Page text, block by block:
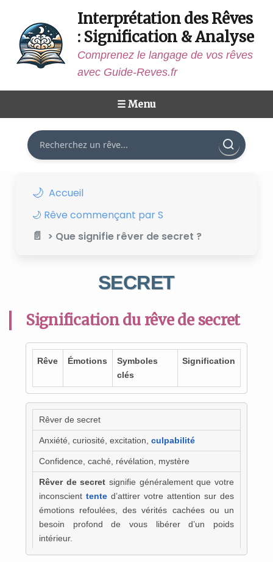
Interprétation des Rêves
: Signification & Analyse
Comprenez le langage de vos rêves
avec Guide-Reves.fr
☰ Menu
Rechercher
Accueil
🌙 Rêve commençant par S
> Que signifie rêver de secret ?
SECRET
Signification du rêve de secret
Rêve Émotions
Symboles
clés
Signification
Rêver de secret
Anxiété, curiosité, excitation, culpabilité
Confidence, caché, révélation, mystère
Rêver de secret signifie généralement que votre
inconscient tented’attirer votre attention sur des
émotions refoulées, des vérités cachées ou un
besoin profond de vous libérer d’un poids
intérieur.